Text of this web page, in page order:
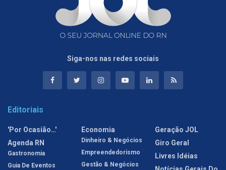
Siga-nos nas redes sociais
Editoriais
'Por Ocasião…'
Agenda RN
Gastronomia
Guia De Eventos
Economia
Dinheiro & Negócios
Empreendedorismo
Gestão & Negócios
Geração JOL
Giro Geral
Livres Idéias